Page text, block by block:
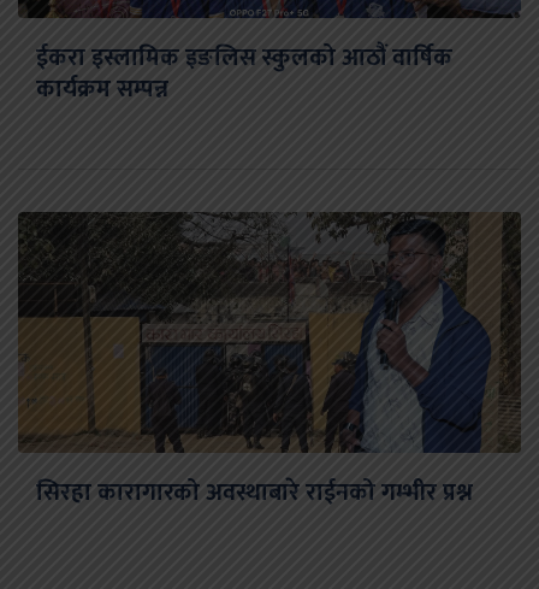
ईकरा इस्लामिक इङलिस स्कुलको आठौं वार्षिक
कार्यक्रम सम्पन्न
सिरहा कारागारको अवस्थाबारे राईनको गम्भीर प्रश्न